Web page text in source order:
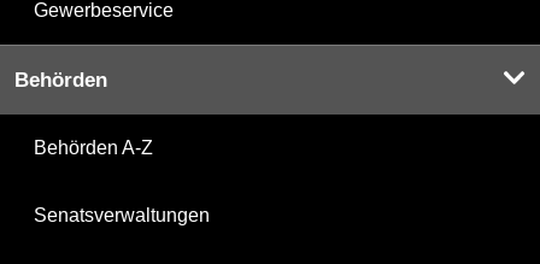
Gewerbeservice
Behörden
Behörden A-Z
Senatsverwaltungen